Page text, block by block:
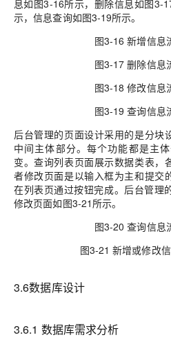
息如图3-16所示，删除信息如图3-
示，信息查询如图3-19所示。
图3-16 新增信息
图3-17 删除信息
图3-18 修改信息
图3-19 查询信息
后台管理的页面设计采用的是分块
中间主体部分。每个功能都是主
变。查询列表页面展示数据类表，
者修改页面是以输入框为主和提交
在列表页通过按钮完成。后台管理
修改页面如图3-21所示。
图3-20 查询信息
图3-21 新增或修改
3.6数据库设计
3.6.1 数据库需求分析